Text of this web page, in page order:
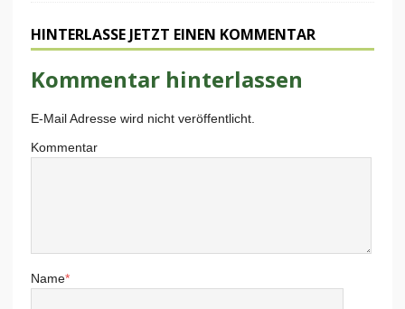
HINTERLASSE JETZT EINEN KOMMENTAR
Kommentar hinterlassen
E-Mail Adresse wird nicht veröffentlicht.
Kommentar
Name*